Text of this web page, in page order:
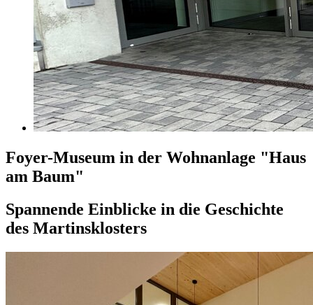
Foyer-Museum in der Wohnanlage "Haus
am Baum"
Spannende Einblicke in die Geschichte
des Martinsklosters